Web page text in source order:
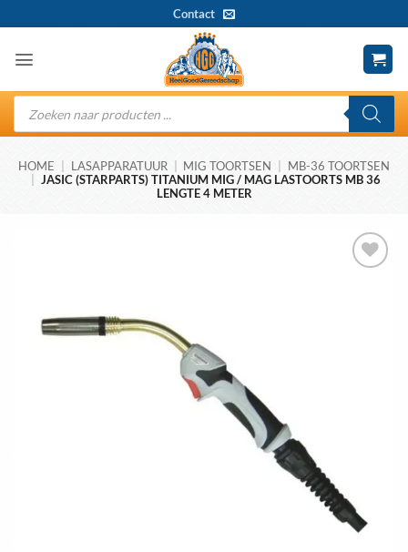
naar
inhoud
Contact
Producten
zoeken
HOME LASAPPARATUUR MIG TOORTSEN
MB-36 TOORTSEN
JASIC (STARPARTS) TITANIUM MIG / MAG LASTOORTS MB 36
LENGTE 4 METER